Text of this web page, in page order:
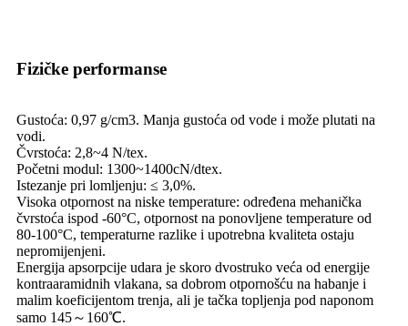
Fizičke performanse
Gustoća: 0,97 g/cm3. Manja gustoća od vode i može plutati na
vodi.
Čvrstoća: 2,8~4 N/tex.
Početni modul: 1300~1400cN/dtex.
Istezanje pri lomljenju: ≤ 3,0%.
Visoka otpornost na niske temperature: određena mehanička
čvrstoća ispod -60°C, otpornost na ponovljene temperature od
80-100°C, temperaturne razlike i upotrebna kvaliteta ostaju
nepromijenjeni.
Energija apsorpcije udara je skoro dvostruko veća od energije
kontraaramidnih vlakana, sa dobrom otpornošću na habanje i
malim koeficijentom trenja, ali je tačka topljenja pod naponom
samo 145～160℃.